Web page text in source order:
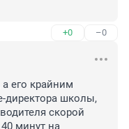
+0 –0
а его крайним
директора школы,
скорой
минут на